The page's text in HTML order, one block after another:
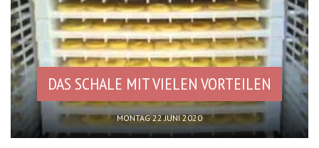
DAS SCHALE MIT VIELEN VORTEILEN
MONTAG 22 JUNI 2020